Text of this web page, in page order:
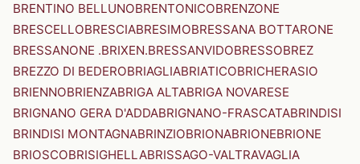
BRENTINO BELLUNOBRENTONICOBRENZONE
BRESCELLOBRESCIABRESIMOBRESSANA BOTTARONE
BRESSANONE .BRIXEN.BRESSANVIDOBRESSOBREZ
BREZZO DI BEDEROBRIAGLIABRIATICOBRICHERASIO
BRIENNOBRIENZABRIGA ALTABRIGA NOVARESE
BRIGNANO GERA D'ADDABRIGNANO-FRASCATABRINDISI
BRINDISI MONTAGNABRINZIOBRIONABRIONEBRIONE
BRIOSCOBRISIGHELLABRISSAGO-VALTRAVAGLIA